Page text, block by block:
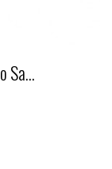
Sa...